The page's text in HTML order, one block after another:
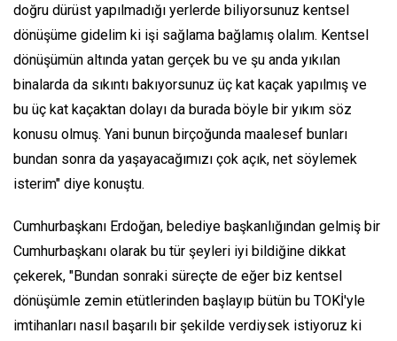
doğru dürüst yapılmadığı yerlerde biliyorsunuz kentsel
dönüşüme gidelim ki işi sağlama bağlamış olalım. Kentsel
dönüşümün altında yatan gerçek bu ve şu anda yıkılan
binalarda da sıkıntı bakıyorsunuz üç kat kaçak yapılmış ve
bu üç kat kaçaktan dolayı da burada böyle bir yıkım söz
konusu olmuş. Yani bunun birçoğunda maalesef bunları
bundan sonra da yaşayacağımızı çok açık, net söylemek
isterim" diye konuştu.
Cumhurbaşkanı Erdoğan, belediye başkanlığından gelmiş bir
Cumhurbaşkanı olarak bu tür şeyleri iyi bildiğine dikkat
çekerek, "Bundan sonraki süreçte de eğer biz kentsel
dönüşümle zemin etütlerinden başlayıp bütün bu TOKİ'yle
imtihanları nasıl başarılı bir şekilde verdiysek istiyoruz ki